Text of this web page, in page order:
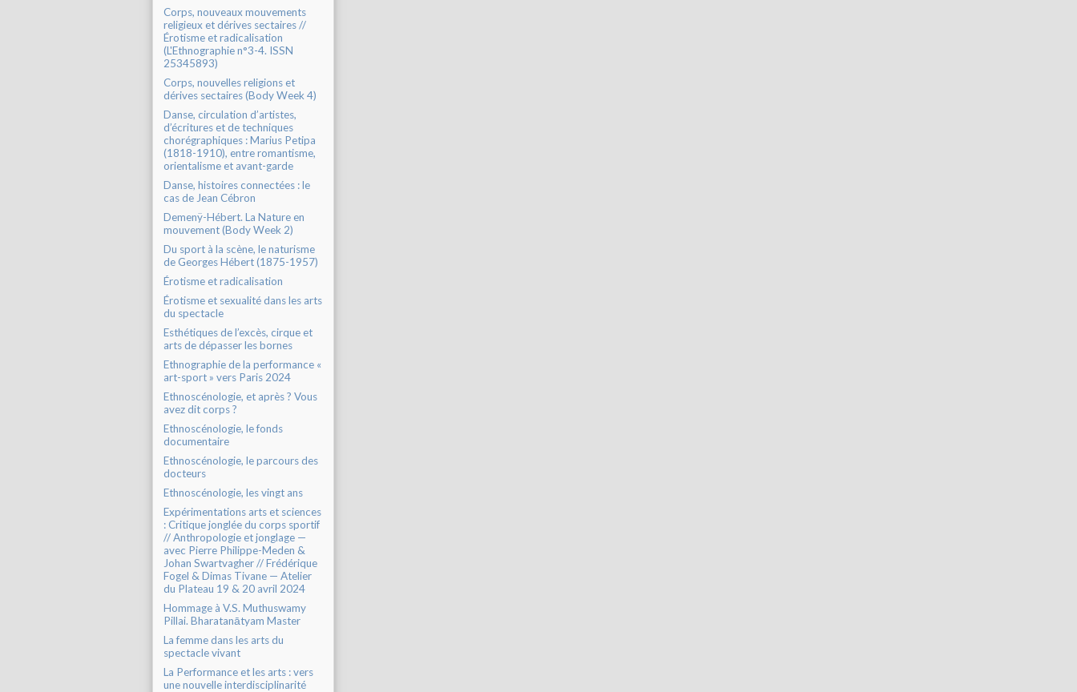
Corps, nouveaux mouvements
religieux et dérives sectaires //
Érotisme et radicalisation
(L'Ethnographie n°3-4. ISSN
25345893)
Corps, nouvelles religions et
dérives sectaires (Body Week 4)
Danse, circulation d’artistes,
d’écritures et de techniques
chorégraphiques : Marius Petipa
(1818-1910), entre romantisme,
orientalisme et avant-garde
Danse, histoires connectées : le
cas de Jean Cébron
Demenÿ-Hébert. La Nature en
mouvement (Body Week 2)
Du sport à la scène, le naturisme
de Georges Hébert (1875-1957)
Érotisme et radicalisation
Érotisme et sexualité dans les arts
du spectacle
Esthétiques de l’excès, cirque et
arts de dépasser les bornes
Ethnographie de la performance «
art-sport » vers Paris 2024
Ethnoscénologie, et après ? Vous
avez dit corps ?
Ethnoscénologie, le fonds
documentaire
Ethnoscénologie, le parcours des
docteurs
Ethnoscénologie, les vingt ans
Expérimentations arts et sciences
: Critique jonglée du corps sportif
// Anthropologie et jonglage —
avec Pierre Philippe-Meden &
Johan Swartvagher // Frédérique
Fogel & Dimas Tivane — Atelier
du Plateau 19 & 20 avril 2024
Hommage à V.S. Muthuswamy
Pillai. Bharatanātyam Master
La femme dans les arts du
spectacle vivant
La Performance et les arts : vers
une nouvelle interdisciplinarité